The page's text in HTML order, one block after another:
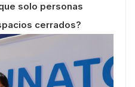
solo personas
cerrados?